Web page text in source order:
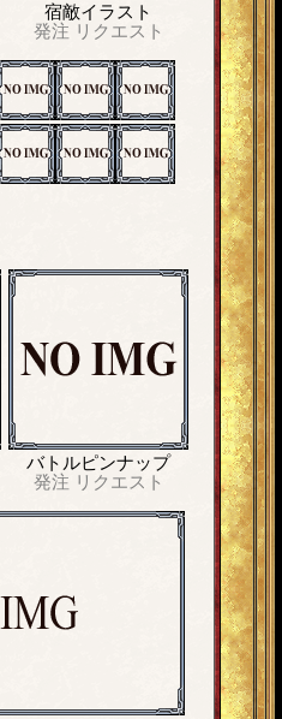
宿敵イラスト
発注 リクエスト
バトルピンナップ
発注 リクエスト